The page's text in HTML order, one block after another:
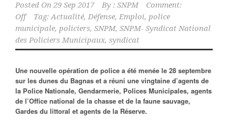
Posted On 29 Sep 2017 By : SNPM
Comment:
Off
Tag:Actualité, Défense, Emploi, police
municipale, policiers, SNPM, SNPM- Syndicat National
des Policiers Municipaux, syndicat
Une nouvelle opération de police a été menée le 28 septembre
sur les dunes du Bagnas et a réuni une vingtaine d’agents de
la Police Nationale, Gendarmerie, Polices Municipales, agents
de l’Office national de la chasse et de la faune sauvage,
Gardes du littoral et agents de la Réserve.